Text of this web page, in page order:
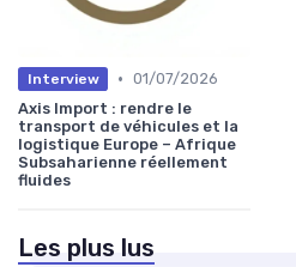
Interview • 01/07/2026
Axis Import : rendre le
transport de véhicules et la
logistique Europe – Afrique
Subsaharienne réellement
fluides
Les plus lus